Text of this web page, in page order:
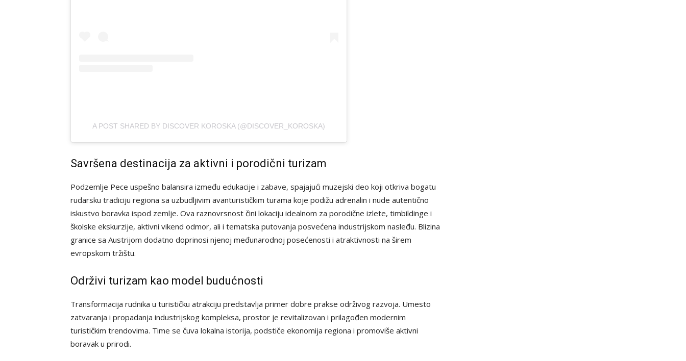
A POST SHARED BY DISCOVER KOROSKA (@DISCOVER_KOROSKA)
Savršena destinacija za aktivni i porodični turizam
Podzemlje Pece uspešno balansira između edukacije i zabave, spajajući muzejski deo koji otkriva bogatu
rudarsku tradiciju regiona sa uzbudljivim avanturističkim turama koje podižu adrenalin i nude autentično
iskustvo boravka ispod zemlje. Ova raznovrsnost čini lokaciju idealnom za porodične izlete, timbildinge i
školske ekskurzije, aktivni vikend odmor, ali i tematska putovanja posvećena industrijskom nasleđu. Blizina
granice sa Austrijom dodatno doprinosi njenoj međunarodnoj posećenosti i atraktivnosti na širem
evropskom tržištu.
Održivi turizam kao model budućnosti
Transformacija rudnika u turističku atrakciju predstavlja primer dobre prakse održivog razvoja. Umesto
zatvaranja i propadanja industrijskog kompleksa, prostor je revitalizovan i prilagođen modernim
turističkim trendovima. Time se čuva lokalna istorija, podstiče ekonomija regiona i promoviše aktivni
boravak u prirodi.